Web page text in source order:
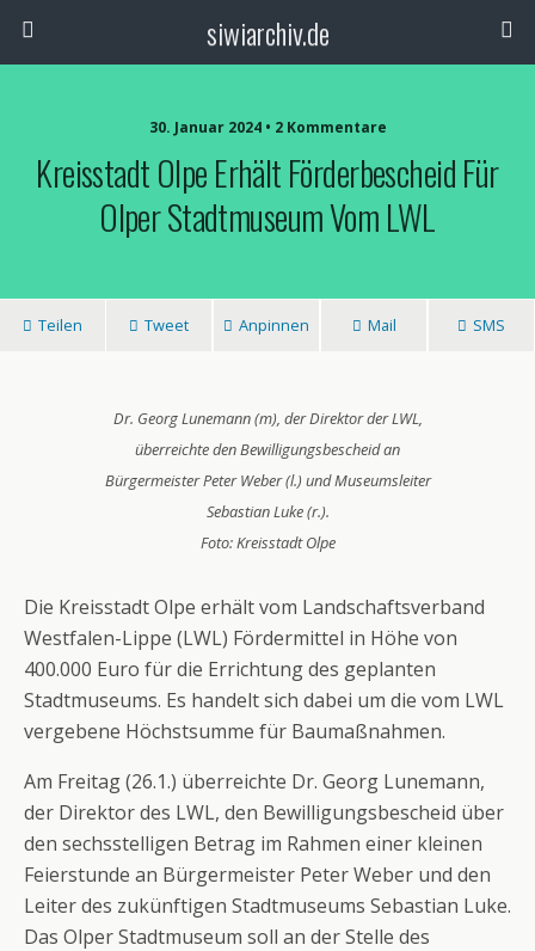
siwiarchiv.de
30. Januar 2024 • 2 Kommentare
Kreisstadt Olpe Erhält Förderbescheid Für
Olper Stadtmuseum Vom LWL
Teilen Tweet Anpinnen Mail SMS
Dr. Georg Lunemann (m), der Direktor der LWL,
überreichte den Bewilligungsbescheid an
Bürgermeister Peter Weber (l.) und Museumsleiter
Sebastian Luke (r.).
Foto: Kreisstadt Olpe
Die Kreisstadt Olpe erhält vom Landschaftsverband
Westfalen-Lippe (LWL) Fördermittel in Höhe von
400.000 Euro für die Errichtung des geplanten
Stadtmuseums. Es handelt sich dabei um die vom LWL
vergebene Höchstsumme für Baumaßnahmen.
Am Freitag (26.1.) überreichte Dr. Georg Lunemann,
der Direktor des LWL, den Bewilligungsbescheid über
den sechsstelligen Betrag im Rahmen einer kleinen
Feierstunde an Bürgermeister Peter Weber und den
Leiter des zukünftigen Stadtmuseums Sebastian Luke.
Das Olper Stadtmuseum soll an der Stelle des